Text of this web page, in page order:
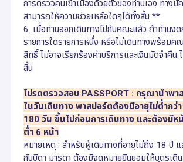
การตรวจคนเข้าเมืองด้วยตัวของท่านเอง ทางมั
สามารถให้ความช่วยเหลือใดๆได้ทั้งสิ้น **
6. เมื่อท่านออกเดินทางไปกับคณะแล้ว ถ้าท่านงด
รายการใดรายการหนึ่ง หรือไม่เดินทางพร้อมค
สิทธิ์ ไม่อาจเรียกร้องค่าบริการและเงินมัดจำคืน
สิ้น
โปรดตรวจสอบ PASSPORT : กรุณานำพ
ในวันเดินทาง พาสปอร์ตต้องมีอายุไม่ต่ำกว่
180 วัน ขึ้นไปก่อนการเดินทาง และต้องมีห
ต่ำ 6 หน้า
หมายเหตุ : สำหรับผู้เดินทางที่อายุไม่ถึง 18 ปี แ
กับบิดา มารดา ต้องมีจดหมายยินยอมให้บุตรเดิน